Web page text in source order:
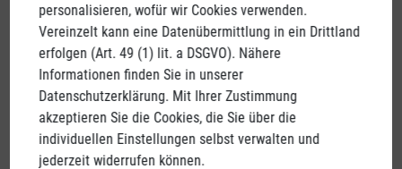
DAS PFERD - VOM KRIEG- UND
ARBEITSTIER ZUM FREIZEIT UND
SPORTPARTNER
personalisieren, wofür wir Cookies verwenden.
Vereinzelt kann eine Datenübermittlung in ein Drittland
erfolgen (Art. 49 (1) lit. a DSGVO). Nähere
Informationen finden Sie in unserer
Datenschutzerklärung. Mit Ihrer Zustimmung
akzeptieren Sie die Cookies, die Sie über die
individuellen Einstellungen selbst verwalten und
jederzeit widerrufen können.